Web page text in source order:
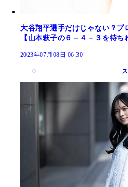
大谷翔平選手だけじゃない？プ
【山本萩子の６－４－３を待ち
2023年07月08日 06:30